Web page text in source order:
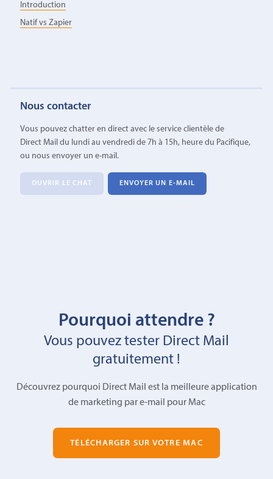
Introduction
Natif vs Zapier
Nous contacter
Vous pouvez chatter en direct avec le service clientèle de
Direct Mail du lundi au vendredi de 7h à 15h, heure du Pacifique,
ou nous envoyer un e-mail.
OUVRIR LE CHAT ENVOYER UN E-MAIL
Pourquoi attendre ?
Vous pouvez tester Direct Mail
gratuitement !
Découvrez pourquoi Direct Mail est la meilleure application
de marketing par e-mail pour Mac
TÉLÉCHARGER SUR VOTRE MAC